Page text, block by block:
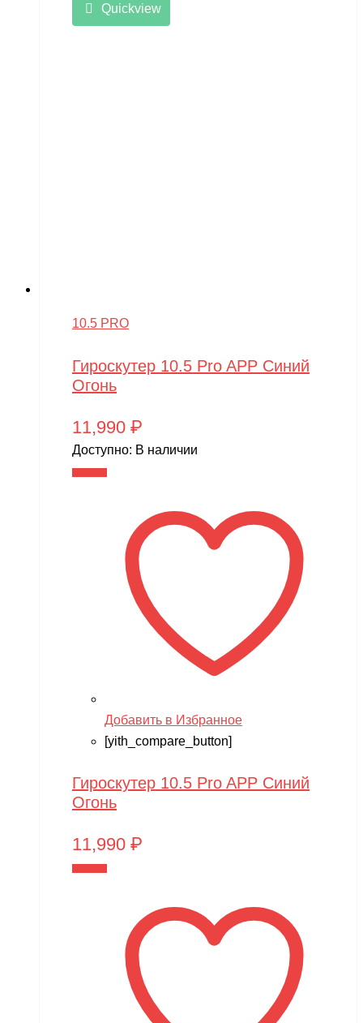
Quickview
10.5 PRO
Гироскутер 10.5 Pro APP Синий
Огонь
11,990 ₽
Доступно: В наличии
Добавить в Избранное
[yith_compare_button]
Гироскутер 10.5 Pro APP Синий
Огонь
11,990 ₽